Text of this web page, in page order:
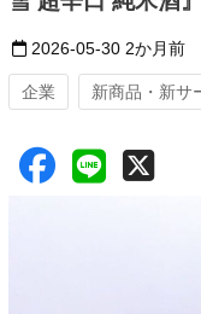
2026-05-30 2か月前
企業 新商品・新サ